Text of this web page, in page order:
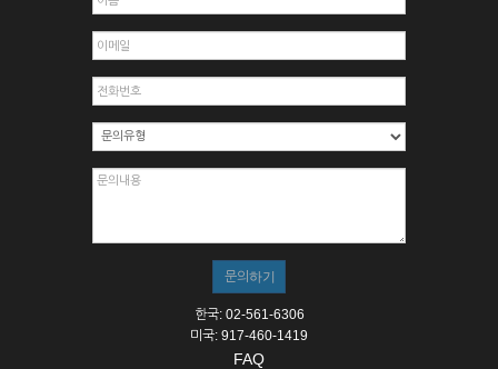
한국: 02-561-6306
미국: 917-460-1419
FAQ